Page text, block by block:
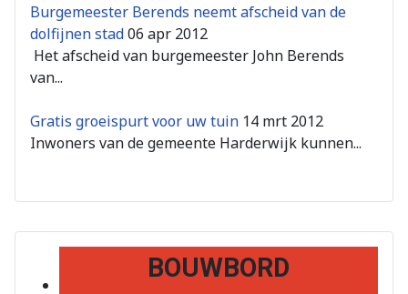
BOUWBORD
Burgemeester Berends neemt afscheid van de
dolfijnen stad06 apr 2012
Het afscheid van burgemeester John Berends
van...
Gratis groeispurt voor uw tuin 14 mrt 2012
Inwoners van de gemeente Harderwijk kunnen...